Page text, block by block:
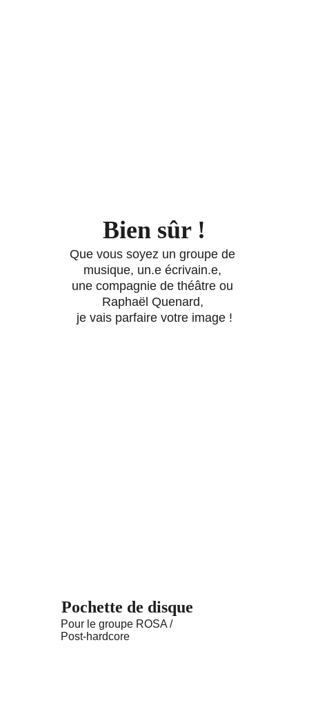
Bien sûr !
Que vous soyez un groupe de
musique, un.e écrivain.e,
une compagnie de théâtre ou
Raphaël Quenard,
je vais parfaire votre image !
Pochette de disque
Pour le groupe ROSA /
Post-hardcore